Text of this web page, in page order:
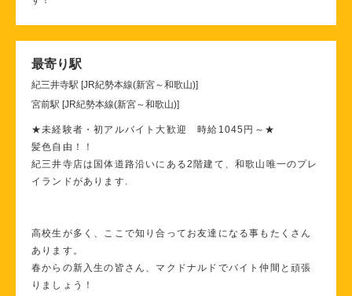
最寄り駅
紀三井寺駅 [JR紀勢本線(新宮～和歌山)]
宮前駅 [JR紀勢本線(新宮～和歌山)]
★未経験者・初アルバイト大歓迎 時給1045円～★
髪色自由！！
紀三井寺店は国体道路沿いにある2階建て、和歌山唯一のプレ
イランドがあります.
高校生が多く、ここで知り合ってお友達になる事もたくさん
あります。
春からの新入生の皆さん、マクドナルドでバイト仲間と頑張
りましょう！